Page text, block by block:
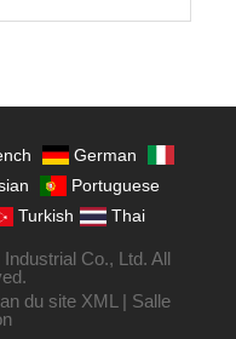
German
Portuguese
Turkish Thai
Co., Ltd. All
du site XML | Salle